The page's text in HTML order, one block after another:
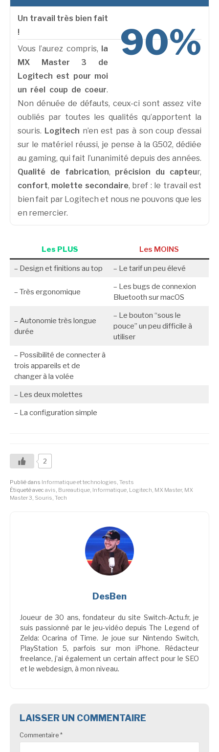
90%
Un travail très bien fait
!
Vous l’aurez compris, la
MX Master 3 de
Logitech est pour moi
un réel coup de coeur.
Non dénuée de défauts, ceux-ci sont assez vite
oubliés par toutes les qualités qu’apportent la
souris. Logitech n’en est pas à son coup d’essai
sur le matériel réussi, je pense à la G502, dédiée
au gaming, qui fait l’unanimité depuis des années.
Qualité de fabrication, précision du capteur,
confort, molette secondaire, bref : le travail est
bien fait par Logitech et nous ne pouvons que les
en remercier.
Les PLUS Les MOINS
– Design et finitions au top – Le tarif un peu élevé
– Très ergonomique
– Les bugs de connexion
Bluetooth sur macOS
– Autonomie très longue
durée
– Le bouton “sous le
pouce” un peu difficile à
utiliser
– Possibilité de connecter à
trois appareils et de
changer à la volée
– Les deux molettes
– La configuration simple
2
Publié dans Informatique et technologies Tests
Étiqueté avec avis Bureautique Informatique Logitech MX Master, MX
Master 3 Souris Tech
DesBen
Joueur de 30 ans, fondateur du site Switch-Actu.fr, je
suis passionné par le jeu-vidéo depuis The Legend of
Zelda: Ocarina of Time. Je joue sur Nintendo Switch,
PlayStation 5, parfois sur mon iPhone. Rédacteur
freelance, j’ai également un certain affect pour le SEO
et le webdesign, à mon niveau.
LAISSER UN COMMENTAIRE
Commentaire *